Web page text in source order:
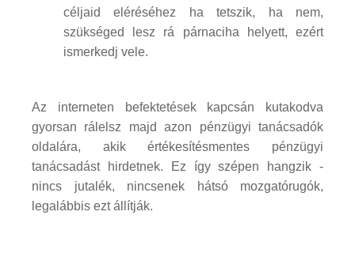
céljaid eléréséhez ha tetszik, ha nem,
szükséged lesz rá párnaciha helyett, ezért
ismerkedj vele.
Az interneten befektetések kapcsán kutakodva
gyorsan rálelsz majd azon pénzügyi tanácsadók
oldalára, akik értékesítésmentes pénzügyi
tanácsadást hirdetnek. Ez így szépen hangzik -
nincs jutalék, nincsenek hátsó mozgatórugók,
legalábbis ezt állítják.